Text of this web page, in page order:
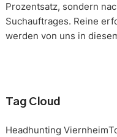
Prozentsatz, sondern
Suchauftrages. Reine
werden von uns in
Tag Cloud
Headhunting Viernheim